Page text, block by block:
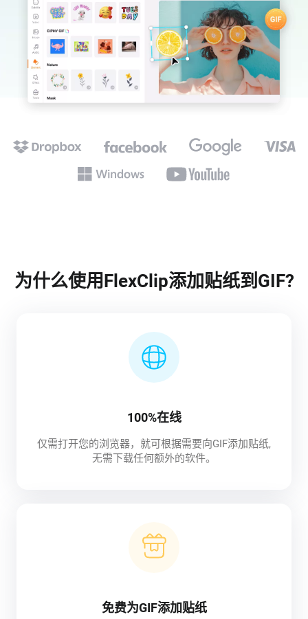
为什么使用FlexClip添加贴纸到GIF?
100%在线
仅需打开您的浏览器，就可根据需要向GIF添加贴纸,
无需下载任何额外的软件。
免费为GIF添加贴纸